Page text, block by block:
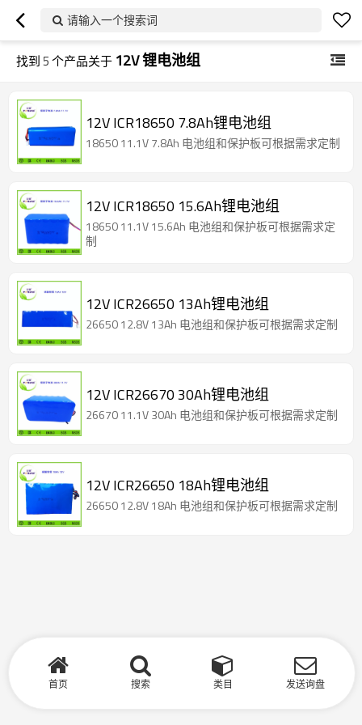
请输入一个搜索词
找到5个产品关于 12V 锂电池组
12V ICR18650 7.8Ah锂电池组
18650 11.1V 7.8Ah 电池组和保护板可根据需求定制
12V ICR18650 15.6Ah锂电池组
18650 11.1V 15.6Ah 电池组和保护板可根据需求定
制
12V ICR26650 13Ah锂电池组
26650 12.8V 13Ah 电池组和保护板可根据需求定制
12V ICR26670 30Ah锂电池组
26670 11.1V 30Ah 电池组和保护板可根据需求定制
12V ICR26650 18Ah锂电池组
26650 12.8V 18Ah 电池组和保护板可根据需求定制
首页 搜索 类目 发送询盘